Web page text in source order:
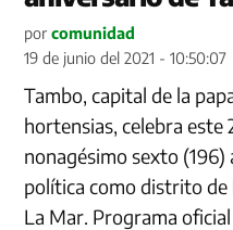
por comunidad
19 de junio del 2021 - 10:50:07
Tambo, capital de la
hortensias, celebra este
nonagésimo sexto
política como distrito de
La Mar. Programa oficial